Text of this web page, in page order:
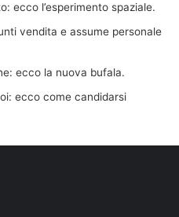
ecco l’esperimento spaziale.
vendita e assume personale
ecco la nuova bufala.
ecco come candidarsi